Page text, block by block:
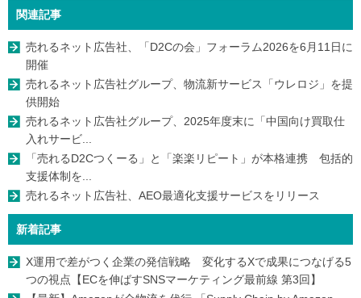
関連記事
売れるネット広告社、「D2Cの会」フォーラム2026を6月11日に
開催
売れるネット広告社グループ、物流新サービス「ウレロジ」を提
供開始
売れるネット広告社グループ、2025年度末に「中国向け買取仕
入れサービ...
「売れるD2Cつくーる」と「楽楽リピート」が本格連携 包括的
支援体制を...
売れるネット広告社、AEO最適化支援サービスをリリース
新着記事
X運用で差がつく企業の発信戦略 変化するXで成果につなげる5
つの視点【ECを伸ばすSNSマーケティング最前線 第3回】